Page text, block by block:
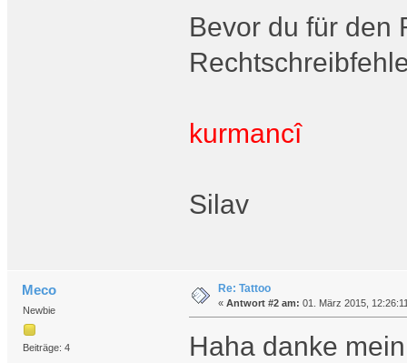
Bevor du für den
kurmancî
Silav
Meco
Newbie
Beiträge: 4
Re: Tattoo
« Antwort #2 am: 01. März 2015,
Haha danke